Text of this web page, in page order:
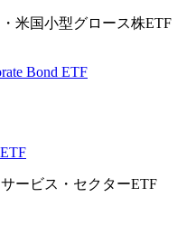
米国小型グロース株ETF
Bond ETF
ービス・セクターETF